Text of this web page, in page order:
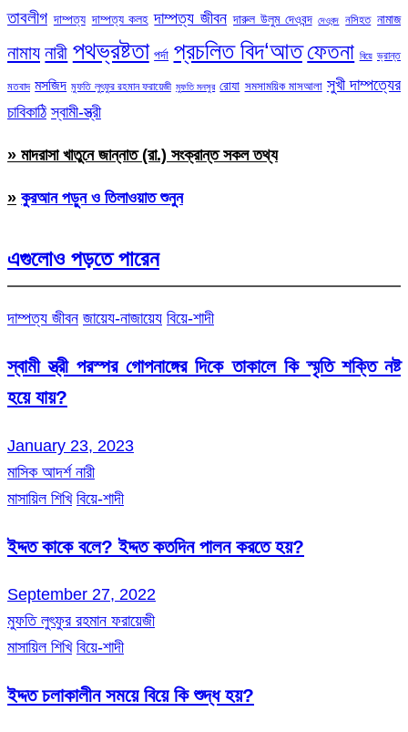
তাবলীগ দাম্পত্য দাম্পত্য কলহ দাম্পত্য জীবন দারুল উলুম দেওবন্দ দেওবন্দ নসিহত নামাজ
নামায নারী পথভ্রষ্টতা পর্দা প্রচলিত বিদ‘আত ফেতনা বিয়ে ভ্রান্ত
মতবাদ মসজিদ মুফতি লুৎফুর রহমান ফরায়েজী মুফতি মনসুর রোযা সমসাময়িক মাসআলা সুখী দাম্পত্যের
চাবিকাঠি স্বামী-স্ত্রী
» মাদরাসা খাতুনে জান্নাত (রা.) সংক্রান্ত সকল তথ্য
» কুরআন পড়ুন ও তিলাওয়াত শুনুন
এগুলোও পড়তে পারেন
দাম্পত্য জীবন জায়েয-নাজায়েয বিয়ে-শাদী
স্বামী স্ত্রী পরস্পর গোপনাঙ্গের দিকে তাকালে কি স্মৃতি শক্তি নষ্ট
হয়ে যায়?
January 23, 2023
মাসিক আদর্শ নারী
মাসায়িল শিখি বিয়ে-শাদী
ইদ্দত কাকে বলে? ইদ্দত কতদিন পালন করতে হয়?
September 27, 2022
মুফতি লুৎফুর রহমান ফরায়েজী
মাসায়িল শিখি বিয়ে-শাদী
ইদ্দত চলাকালীন সময়ে বিয়ে কি শুদ্ধ হয়?